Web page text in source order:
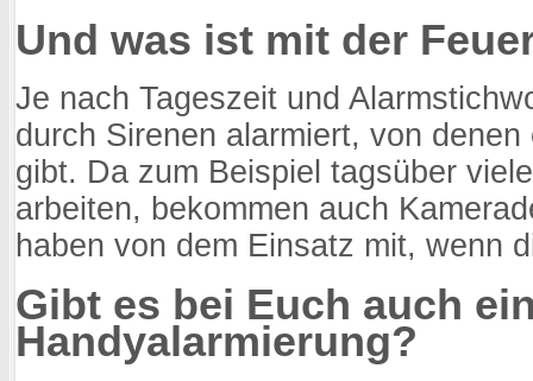
Und was ist mit der
Je nach Tageszeit und
durch Sirenen alarmiert, von
gibt. Da zum Beispiel tagsüber
arbeiten, bekommen auch
haben von dem Einsatz mit, wenn
Gibt es bei Euch auch
Handyalarmierung?